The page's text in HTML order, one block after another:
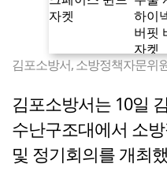
김포소방서, 소방정책자문위
김포소방서는 10일
수난구조대에서 소
및 정기회의를 개최